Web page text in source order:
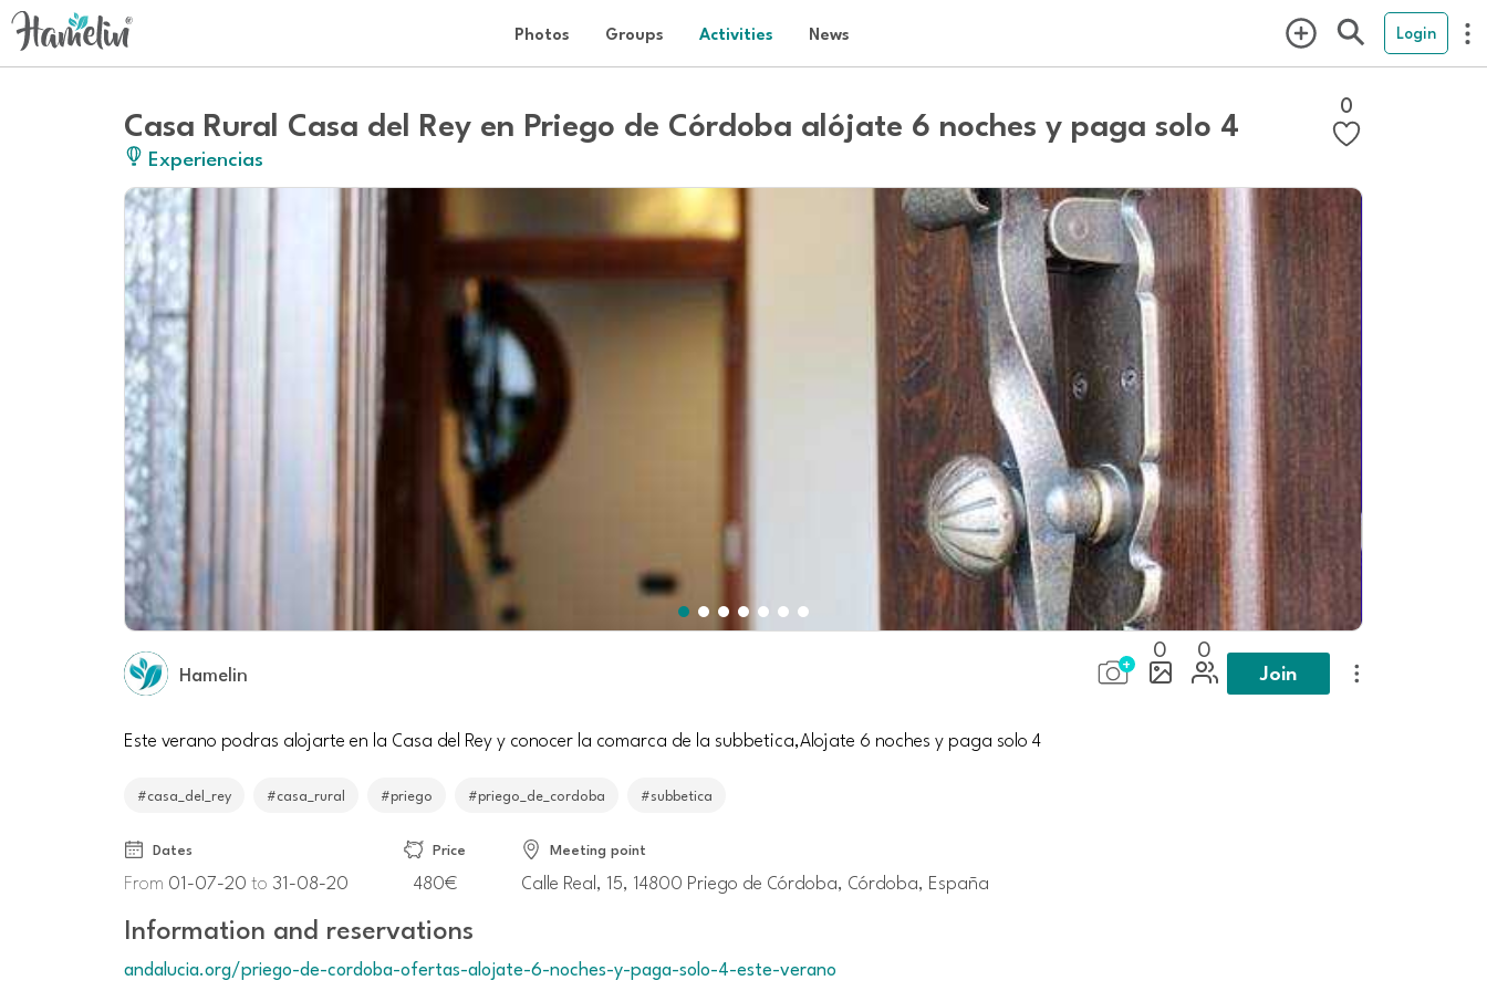
Photos Groups Activities News Login
Casa Rural Casa del Rey en Priego de Córdoba alójate 6 noches y paga solo 4
Experiencias
0
Hamelin
0 0
Join
Este verano podras alojarte en la Casa del Rey y conocer la comarca de la subbetica,Alojate 6 noches y paga solo 4
#casa_del_rey #casa_rural #priego #priego_de_cordoba #subbetica
Dates
From 01-07-20to 31-08-20
Price
480€
Meeting point
Calle Real, 15, 14800 Priego de Córdoba, Córdoba, España
Information and reservations
andalucia.org/priego-de-cordoba-ofertas-alojate-6-noches-y-paga-solo-4-este-verano